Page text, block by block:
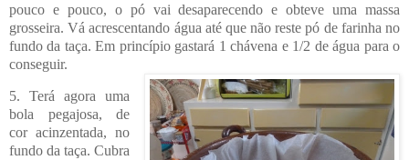
pouco e pouco, o pó vai desaparecendo e obteve uma massa
grosseira. Vá acrescentando água até que não reste pó de farinha no
fundo da taça. Em princípio gastará 1 chávena e 1/2 de água para o
conseguir.
5. Terá agora uma
bola pegajosa, de
cor acinzentada, no
fundo da taça. Cubra